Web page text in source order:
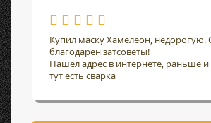
Купил маску Хамелеон, недорогую.
благодарен затсоветы!
Нашел адрес в интернете, раньше и
тут есть сварка